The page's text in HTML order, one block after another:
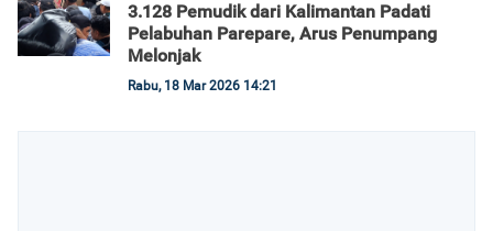
3.128 Pemudik dari Kalimantan Padati
Pelabuhan Parepare, Arus Penumpang
Melonjak
Rabu, 18 Mar 2026 14:21